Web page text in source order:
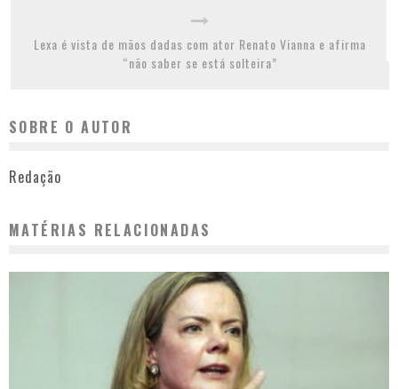
Lexa é vista de mãos dadas com ator Renato Vianna e afirma
“não saber se está solteira”
SOBRE O AUTOR
Redação
MATÉRIAS RELACIONADAS